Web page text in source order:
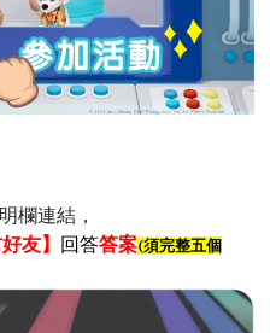
欄連結，
友】 回答答案(須完整五個